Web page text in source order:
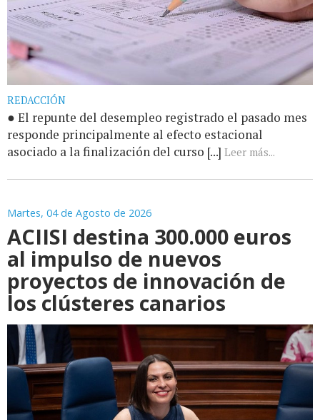
REDACCIÓN
● El repunte del desempleo registrado el pasado mes
responde principalmente al efecto estacional
asociado a la finalización del curso [...] Leer más...
Martes, 04 de Agosto de 2026
ACIISI destina 300.000 euros
al impulso de nuevos
proyectos de innovación de
los clústeres canarios